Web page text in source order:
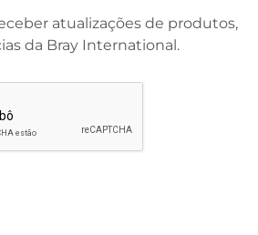
atualizações de produtos,
da Bray International.